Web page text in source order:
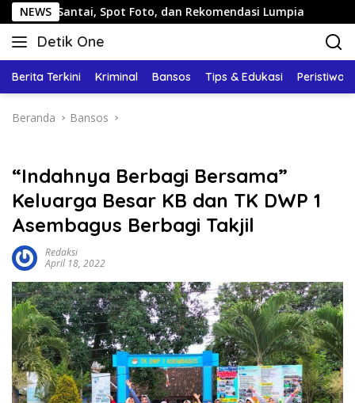
Langsung
ke
konten
NEWSSpot Foto, dan Rekomendasi Lumpia Panduan
Detik One
Tajam
Fakta
Berita Terkini Kriminal Bansos Tips & Edukasi Peristiwa
Beranda Bansos
“Indahnya Berbagi Bersama”
Keluarga Besar KB dan TK DWP 1
Asembagus Berbagi Takjil
Redaksi
April 18, 2022